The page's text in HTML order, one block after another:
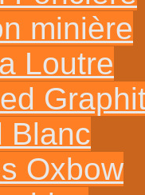
minière
Loutre
Blanc
Oxbow